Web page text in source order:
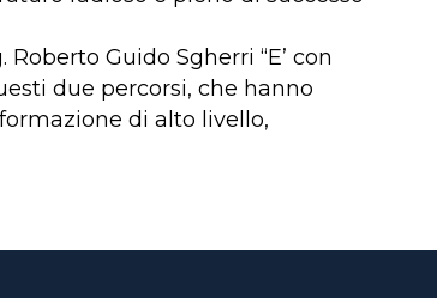
Guido Sgherri “E’ con
due percorsi, che hanno
di alto livello,